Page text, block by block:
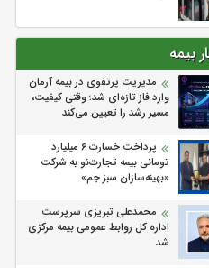
بیمه
مدیریت پرتفوی در بیمه آرمان
وارد فاز تازه‌ای شد؛ وقتی کیفیت،
مسیر رشد را تعیین می‌کند
پرداخت خسارت ۶ میلیارد
تومانی بیمه تجارت‌نو به شرکت
«بهینه‌سازان سبز جم»
محمدعلی تبریزی سرپرست
اداره كل روابط عمومی بیمه مركزی
شد